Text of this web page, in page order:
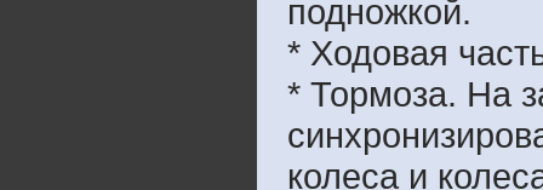
подножкой.
* Ходовая
* Тормоза. На
колеса и